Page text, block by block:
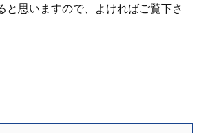
と思いますので、よければご覧下さ